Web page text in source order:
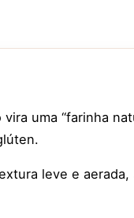
uma “farinha
leve e